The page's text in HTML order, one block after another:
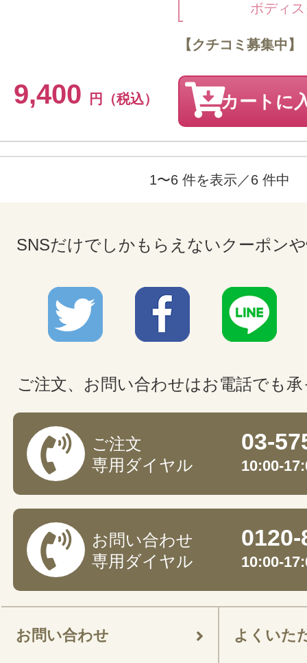
ボディ
9,400 円（税込）
【クチコミ募集中】
カートに
1〜6 件を表示／6 件中
SNSだけでしかもらえないクーポン
ご注文、お問い合わせはお電話でも
ご注文
専用ダイヤル
03-
10:00-
お問い合わせ
専用ダイヤル
10:00-
お問い合わせ よくいた